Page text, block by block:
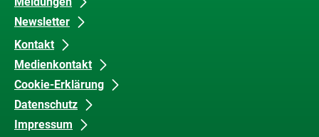
Newsletter
Kontakt
Medienkontakt
Cookie-Erklärung
Datenschutz
Impressum